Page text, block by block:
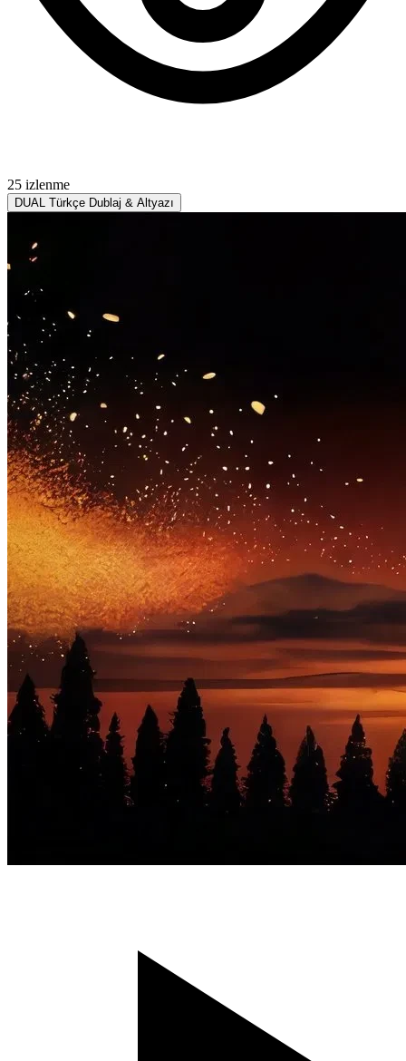
25 izlenme
DUAL Türkçe Dublaj & Altyazı